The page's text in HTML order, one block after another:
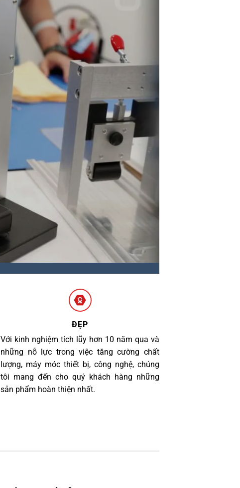
ĐẸP
Với kinh nghiệm tích lũy hơn 10 năm qua và
những nỗ lực trong việc tăng cường chất
lượng, máy móc thiết bị, công nghệ, chúng
tôi mang đến cho quý khách hàng những
sản phẩm hoàn thiện nhất.